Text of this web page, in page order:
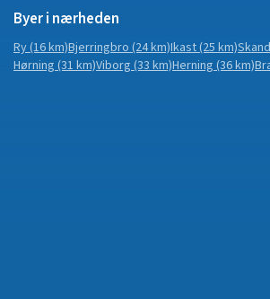
Byer i nærheden
Ry(16 km)Bjerringbro(24 km)Ikast(25 km)
Hørning(31 km)Viborg(33 km)Herning(36 km)